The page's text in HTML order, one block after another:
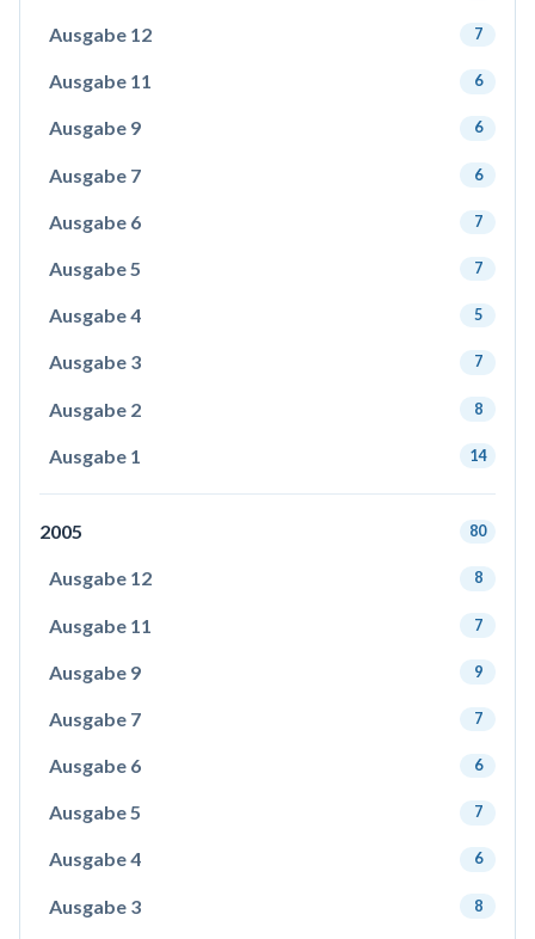
Ausgabe 12 7
Ausgabe 11 6
Ausgabe 9 6
Ausgabe 7 6
Ausgabe 6 7
Ausgabe 5 7
Ausgabe 4 5
Ausgabe 3 7
Ausgabe 2 8
Ausgabe 1 14
2005 80
Ausgabe 12 8
Ausgabe 11 7
Ausgabe 9 9
Ausgabe 7 7
Ausgabe 6 6
Ausgabe 5 7
Ausgabe 4 6
Ausgabe 3 8